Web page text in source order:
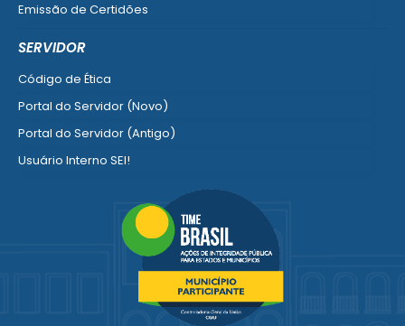
Emissão de Certidões
SERVIDOR
Código de Ética
Portal do Servidor (Novo)
Portal do Servidor (Antigo)
Usuário Interno SEI!
Portal do Segurado
Manual de Gestão Patrimonial